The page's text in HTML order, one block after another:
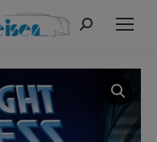
Search: